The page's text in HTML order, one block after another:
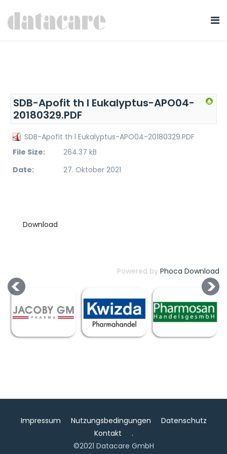
SDB-Apofit th l Eukalyptus-APO04-
20180329.PDF
SDB-Apofit th l Eukalyptus-APO04-20180329.PDF
File Size:
264.37 kB
Date:
27. Oktober 2021
Powered by Phoca Download
Impressum Nutzungsbedingungen
Datenschutz
Kontakt
.
©2021 Datacare GmbH